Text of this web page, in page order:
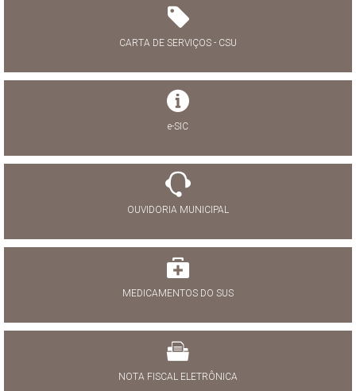
CARTA DE SERVIÇOS - CSU
e-SIC
OUVIDORIA MUNICIPAL
MEDICAMENTOS DO SUS
NOTA FISCAL ELETRÔNICA